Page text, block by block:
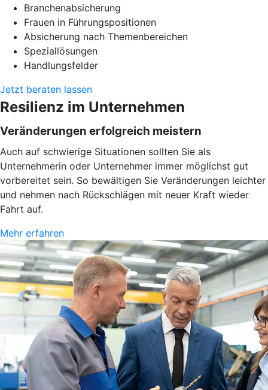
Branchenabsicherung
Frauen in Führungspositionen
Absicherung nach Themenbereichen
Speziallösungen
Handlungsfelder
Jetzt beraten lassen
Resilienz im Unternehmen
Veränderungen erfolgreich meistern
Auch auf schwierige Situationen sollten Sie als
Unternehmerin oder Unternehmer immer möglichst gut
vorbereitet sein. So bewältigen Sie Veränderungen leichter
und nehmen nach Rückschlägen mit neuer Kraft wieder
Fahrt auf.
Mehr erfahren